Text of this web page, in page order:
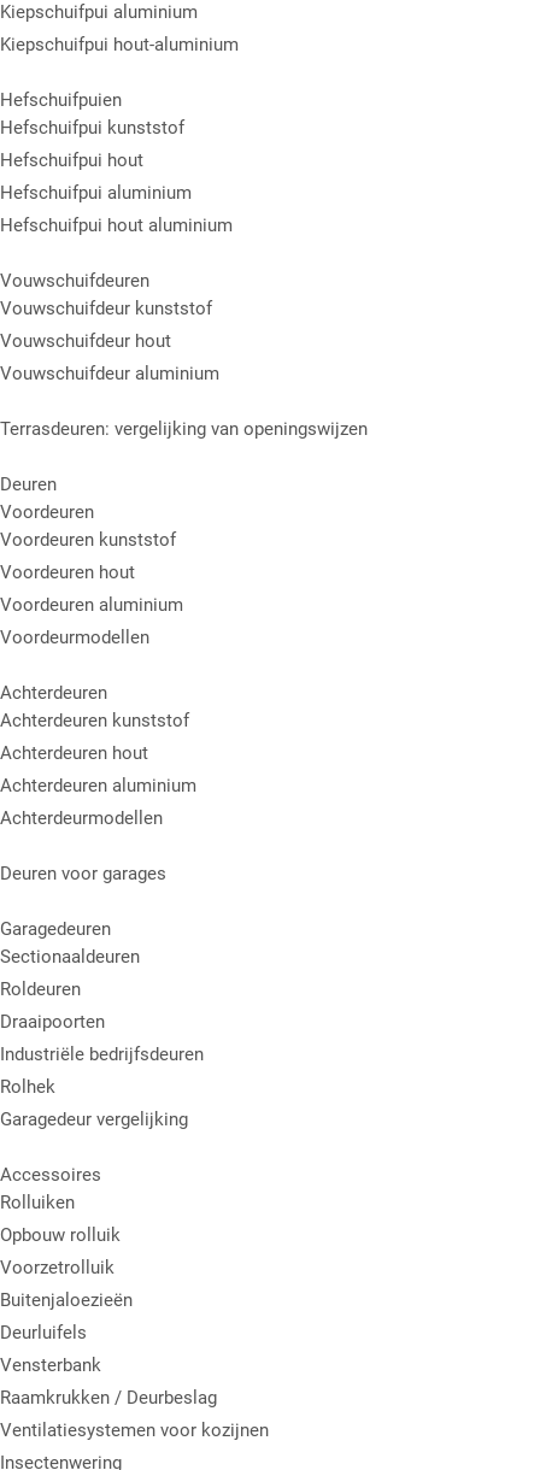
Kiepschuifpui aluminium
Kiepschuifpui hout-aluminium
Hefschuifpuien
Hefschuifpui kunststof
Hefschuifpui hout
Hefschuifpui aluminium
Hefschuifpui hout aluminium
Vouwschuifdeuren
Vouwschuifdeur kunststof
Vouwschuifdeur hout
Vouwschuifdeur aluminium
Terrasdeuren: vergelijking van openingswijzen
Deuren
Voordeuren
Voordeuren kunststof
Voordeuren hout
Voordeuren aluminium
Voordeurmodellen
Achterdeuren
Achterdeuren kunststof
Achterdeuren hout
Achterdeuren aluminium
Achterdeurmodellen
Deuren voor garages
Garagedeuren
Sectionaaldeuren
Roldeuren
Draaipoorten
Industriële bedrijfsdeuren
Rolhek
Garagedeur vergelijking
Accessoires
Rolluiken
Opbouw rolluik
Voorzetrolluik
Buitenjaloezieën
Deurluifels
Vensterbank
Raamkrukken / Deurbeslag
Ventilatiesystemen voor kozijnen
Insectenwering